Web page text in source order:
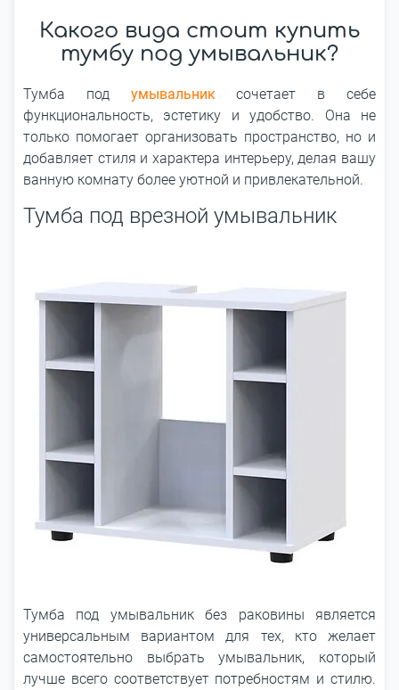
Какого вида стоит купить
тумбу под умывальник?
Тумба под умывальниксочетает в себе
функциональность, эстетику и удобство. Она не
только помогает организовать пространство, но и
добавляет стиля и характера интерьеру, делая вашу
ванную комнату более уютной и привлекательной.
Тумба под врезной умывальник
Тумба под умывальник без раковины является
универсальным вариантом для тех, кто желает
самостоятельно выбрать умывальник, который
лучше всего соответствует потребностям и стилю.